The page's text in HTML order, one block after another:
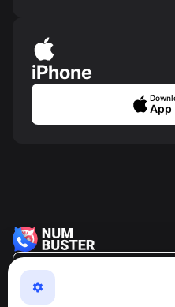
iPhone
App
NumBuster © 2013—2026 ·